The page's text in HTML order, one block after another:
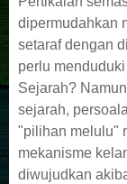
dipermudahkan
setaraf dengan
perlu
Sejarah?
sejarah,
"pilihan melulu"
mekanisme
diwujudkan